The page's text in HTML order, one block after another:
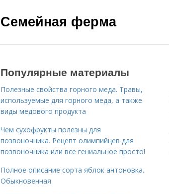
Семейная ферма
Популярные материалы
Полезные свойства горного меда. Травы,
используемые для горного меда, а также
виды медового продукта
Чем сухофрукты полезны для
позвоночника. Рецепт олимпийцев для
позвоночника или все гениальное просто!
Полное описание сорта яблок антоновка.
Обыкновенная